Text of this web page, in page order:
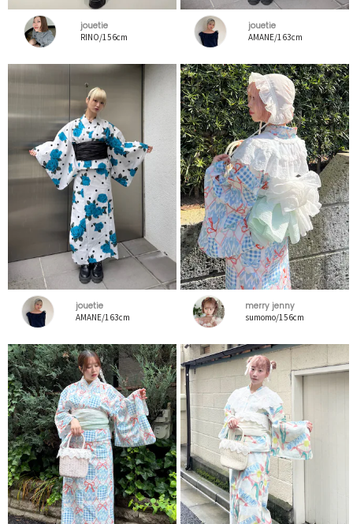
jouetie
RINO/156cm
jouetie
AMANE/163cm
jouetie
AMANE/163cm
merry jenny
sumomo/156cm